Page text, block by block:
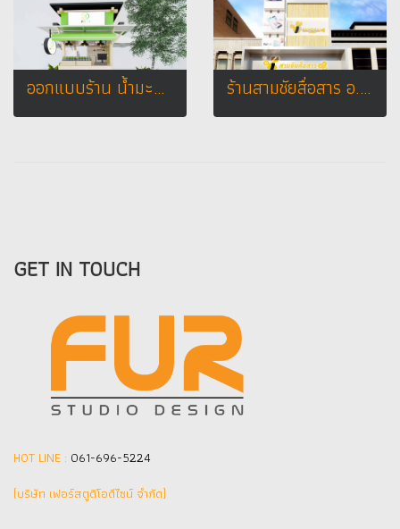
ออกแบบร้าน น้ำมะนาวโซดา ร้าน สวนมา @ เอเชียทีค เดอะ ริเวอร์ฟร้อนท์ ร้านสามชัยสื่อสาร อ.ด่านขุนทด จ.นครราชสีมา
GET IN TOUCH
HOT LINE : 061-696-5224
(บริษัท เฟอร์สตูดิโอดีไซน์ จำกัด]